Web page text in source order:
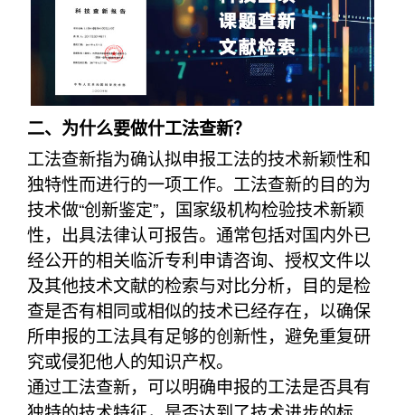
二、为什么要做什工法查新？
工法查新指为确认拟申报工法的技术新颖性和
独特性而进行的一项工作。工法查新的目的为
技术做“创新鉴定”，国家级机构检验技术新颖
性，出具法律认可报告。通常包括对国内外已
经公开的相关临沂专利申请咨询、授权文件以
及其他技术文献的检索与对比分析，目的是检
查是否有相同或相似的技术已经存在，以确保
所申报的工法具有足够的创新性，避免重复研
究或侵犯他人的知识产权。
通过工法查新，可以明确申报的工法是否具有